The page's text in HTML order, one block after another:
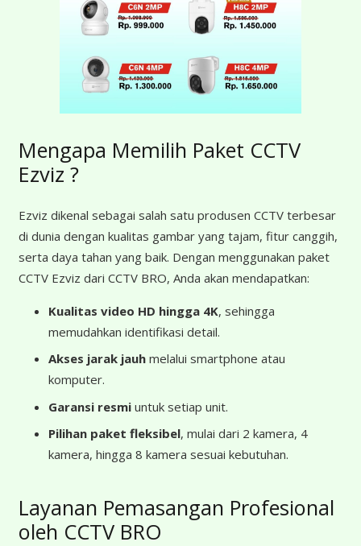
Mengapa Memilih Paket CCTV
Ezviz ?
Ezviz dikenal sebagai salah satu produsen CCTV terbesar
di dunia dengan kualitas gambar yang tajam, fitur canggih,
serta daya tahan yang baik. Dengan menggunakan paket
CCTV Ezviz dari CCTV BRO, Anda akan mendapatkan:
Kualitas video HD hingga 4K, sehingga
memudahkan identifikasi detail.
Akses jarak jauh melalui smartphone atau
komputer.
Garansi resmi untuk setiap unit.
Pilihan paket fleksibel, mulai dari 2 kamera, 4
kamera, hingga 8 kamera sesuai kebutuhan.
Layanan Pemasangan Profesional
oleh CCTV BRO